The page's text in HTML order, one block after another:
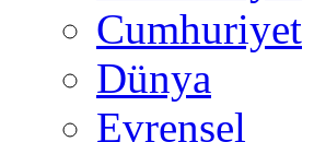
Cumhuriyet
Dünya
Evrensel